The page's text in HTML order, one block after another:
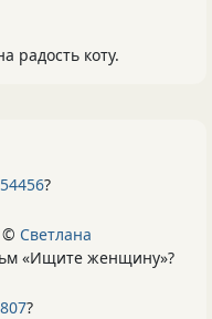
радость коту.
?
© Светлана
«Ищите женщину»?
?